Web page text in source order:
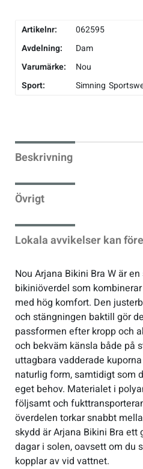
Artikelnr:
062595
Avdelning:
Dam
Varumärke:
Nou
Sport:
Simning
Beskrivning
Övrigt
Lokala avvikelser kan
Nou Arjana Bikini Bra W är
bikiniöverdel som
med hög komfort. Den
och stängningen baktill gör
passformen efter kropp och
och bekväm känsla både på
uttagbara vadderade
naturlig form, samtidigt som
eget behov. Materialet i
följsamt och
överdelen torkar snabbt
skydd är Arjana Bikini Bra
dagar i solen, oavsett om du
kopplar av vid vattnet.